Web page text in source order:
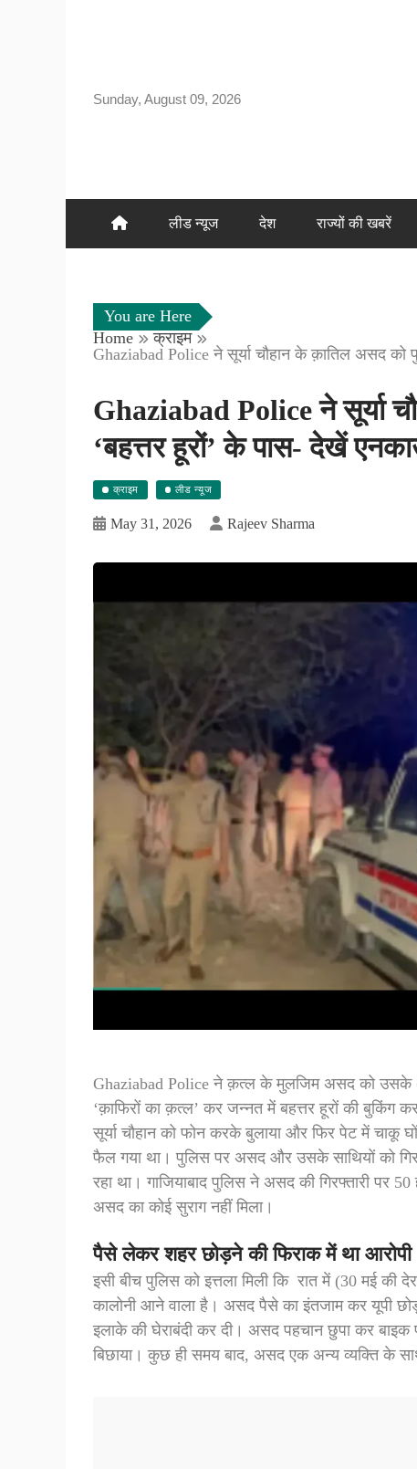
Sunday, August 09, 2026
लीड न्यूज देश राज्यों की खबरें
You are Here
Home
क्राइम
Ghaziabad Police ने सूर्या चौहान के क़ातिल असद को
Ghaziabad Police ने सूर्या
‘बहत्तर हूरों’ के पास- देखें
क्राइम लीड न्यूज
May 31, 2026 Rajeev Sharma
Ghaziabad Police ने क़त्ल के मुलजिम असद को उसके
‘क़ाफिरों का क़त्ल’ कर जन्नत में बहत्तर हूरों की बुकिंग
सूर्या चौहान को फोन करके बुलाया और फिर पेट में चाकू
फैल गया था। पुलिस पर असद और उसके साथियों को
रहा था। गाजियाबाद पुलिस ने असद की गिरफ्तारी पर
असद का कोई सुराग नहीं मिला।
पैसे लेकर शहर छोड़ने की फिराक में था आरोपी
इसी बीच पुलिस को इत्तला मिली कि रात में (30 मई
कालोनी आने वाला है। असद पैसे का इंतजाम कर यूपी
इलाके की घेराबंदी कर दी। असद पहचान छुपा कर
बिछाया। कुछ ही समय बाद, असद एक अन्य व्यक्ति के